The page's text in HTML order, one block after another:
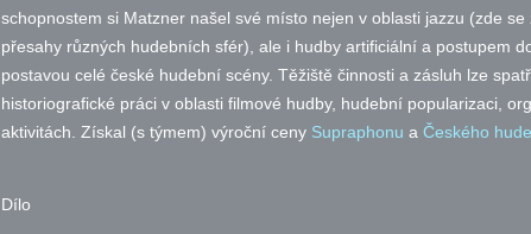
schopnostem si Matzner našel své místo nejen v oblasti jazzu (zde
přesahy různých hudebních sfér), ale i hudby artificiální a postupem
postavou celé české hudební scény. Těžiště činnosti a zásluh lze
historiografické práci v oblasti filmové hudby, hudební popularizaci,
aktivitách. Získal (s týmem) výroční ceny Supraphonu a Českého
Dílo